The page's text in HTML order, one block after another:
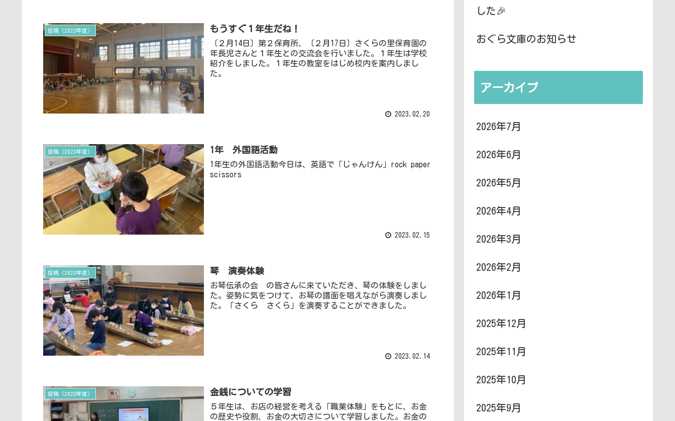
投稿（2023年度） もうすぐ１年生だね！
〔２月14日〕第２保育所、〔２月17日〕さくらの里保育園の
年長児さんと１年生との交流会を行いました。１年生は学校
紹介をしました。１年生の教室をはじめ校内を案内しまし
た。
2023.02.20
投稿（2023年度） 1年 外国語活動
1年生の外国語活動今日は、英語で「じゃんけん」rock paper
scissors
2023.02.15
投稿（2023年度） 琴 演奏体験
お琴伝承の会 の皆さんに来ていただき、琴の体験をしまし
た。姿勢に気をつけて、お琴の譜面を唱えながら演奏しまし
た。「さくら さくら」を演奏することができました。
2023.02.14
投稿（2023年度） 金銭についての学習
５年生は、お店の経営を考える「職業体験」をもとに、お金
の歴史や役割、お金の大切さについて学習しました。お金の
した🎉
おぐら文庫のお知らせ
アーカイブ
2026年7月
2026年6月
2026年5月
2026年4月
2026年3月
2026年2月
2026年1月
2025年12月
2025年11月
2025年10月
2025年9月